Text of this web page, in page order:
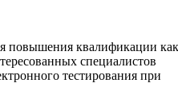
повышения квалификации как
специалистов
тестирования при